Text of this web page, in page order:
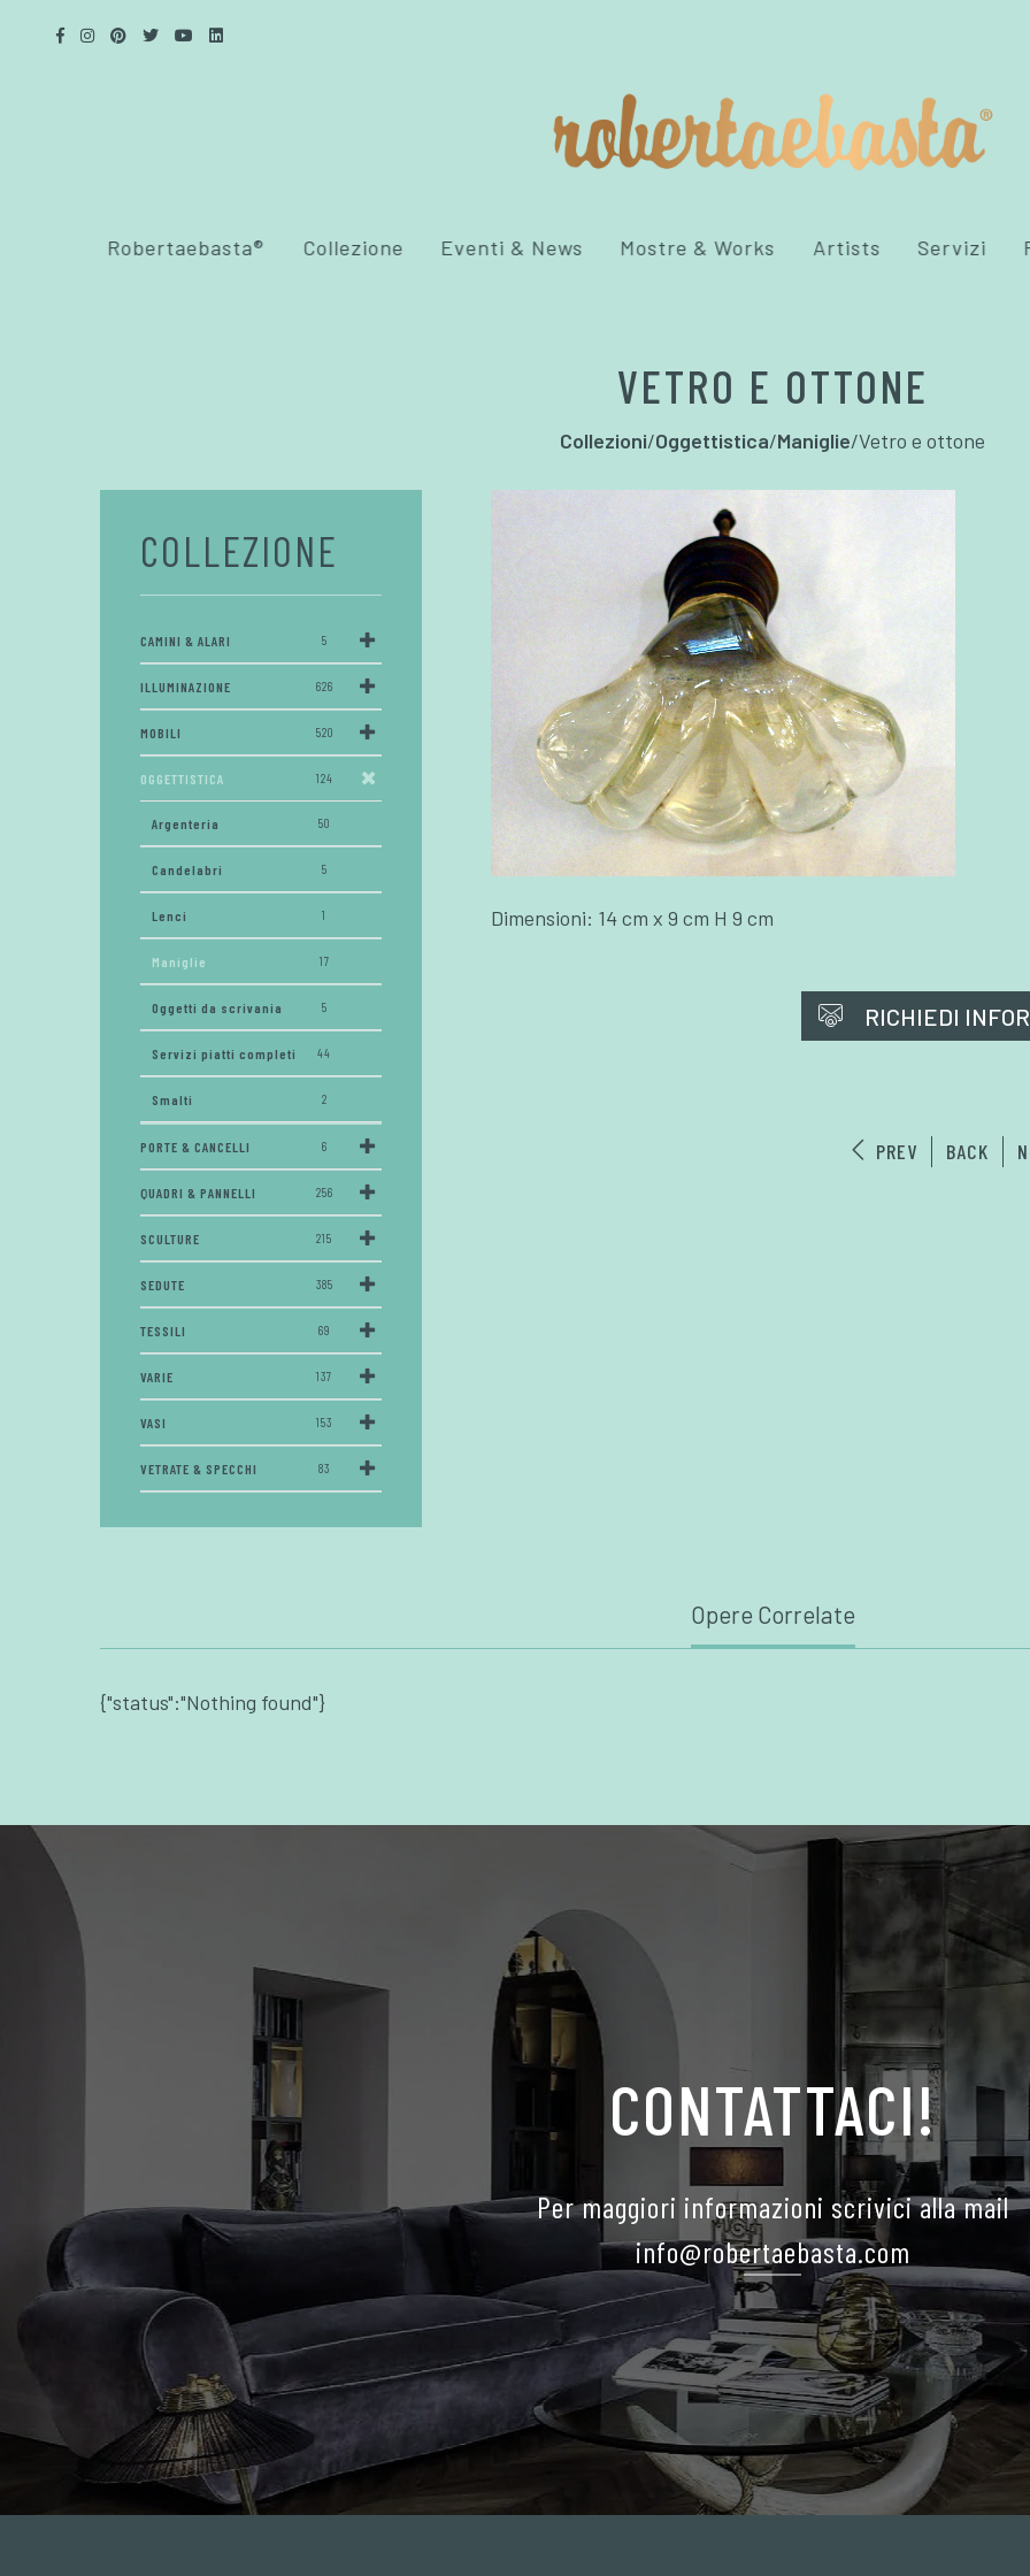
Robertaebasta® Collezione Eventi & News Mostre & Works Artists Servizi
VETRO E OTTONE
Collezioni/Oggettistica/Maniglie/Vetro e ottone
Dimensioni: 14 cm x 9 cm H 9 cm
RICHIEDI
PREV BACK
COLLEZIONE
CAMINI & ALARI 5
ILLUMINAZIONE 626
MOBILI 520
OGGETTISTICA 124
Argenteria 50
Candelabri 5
Lenci 1
Maniglie 17
Oggetti da scrivania 5
Servizi piatti completi 44
Smalti 2
PORTE & CANCELLI 6
QUADRI & PANNELLI 256
SCULTURE 215
SEDUTE 385
TESSILI 69
VARIE 137
VASI 153
VETRATE & SPECCHI 83
Opere Correlate
{"status":"Nothing found"}
CONTATTACI!
Per maggiori informazioni scrivici alla mail
info@robertaebasta.com